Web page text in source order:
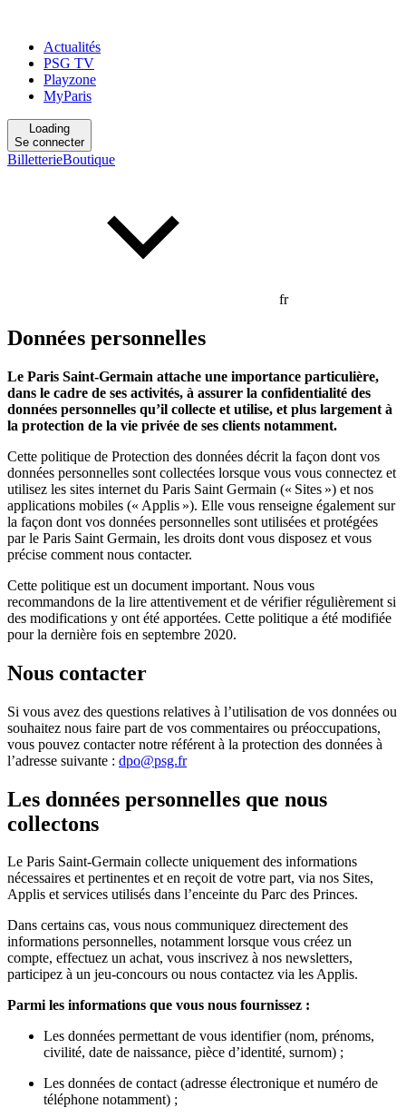
Actualités
PSG TV
Playzone
MyParis
Loading
Se connecter
BilletterieBoutique
fr
Données personnelles
Le Paris Saint-Germain attache une importance particulière,
dans le cadre de ses activités, à assurer la confidentialité des
données personnelles qu’il collecte et utilise, et plus largement à
la protection de la vie privée de ses clients notamment.
Cette politique de Protection des données décrit la façon dont vos
données personnelles sont collectées lorsque vous vous connectez et
utilisez les sites internet du Paris Saint Germain (« Sites ») et nos
applications mobiles (« Applis »). Elle vous renseigne également sur
la façon dont vos données personnelles sont utilisées et protégées
par le Paris Saint Germain, les droits dont vous disposez et vous
précise comment nous contacter.
Cette politique est un document important. Nous vous
recommandons de la lire attentivement et de vérifier régulièrement si
des modifications y ont été apportées. Cette politique a été modifiée
pour la dernière fois en septembre 2020.
Nous contacter
Si vous avez des questions relatives à l’utilisation de vos données ou
souhaitez nous faire part de vos commentaires ou préoccupations,
vous pouvez contacter notre référent à la protection des données à
l’adresse suivante : dpo@psg.fr
Les données personnelles que nous
collectons
Le Paris Saint-Germain collecte uniquement des informations
nécessaires et pertinentes et en reçoit de votre part, via nos Sites,
Applis et services utilisés dans l’enceinte du Parc des Princes.
Dans certains cas, vous nous communiquez directement des
informations personnelles, notamment lorsque vous créez un
compte, effectuez un achat, vous inscrivez à nos newsletters,
participez à un jeu-concours ou nous contactez via les Applis.
Parmi les informations que vous nous fournissez :
Les données permettant de vous identifier (nom, prénoms,
civilité, date de naissance, pièce d’identité, surnom) ;
Les données de contact (adresse électronique et numéro de
téléphone notamment) ;